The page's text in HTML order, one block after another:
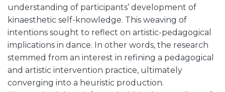
understanding of participants’ development of
kinaesthetic self-knowledge. This weaving of
intentions sought to reflect on artistic-pedagogical
implications in dance. In other words, the research
stemmed from an interest in refining a pedagogical
and artistic intervention practice, ultimately
converging into a heuristic production.